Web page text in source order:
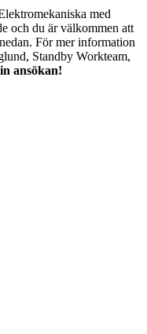
med
och du är välkommen att
För mer information
Standby Workteam,
ansökan!